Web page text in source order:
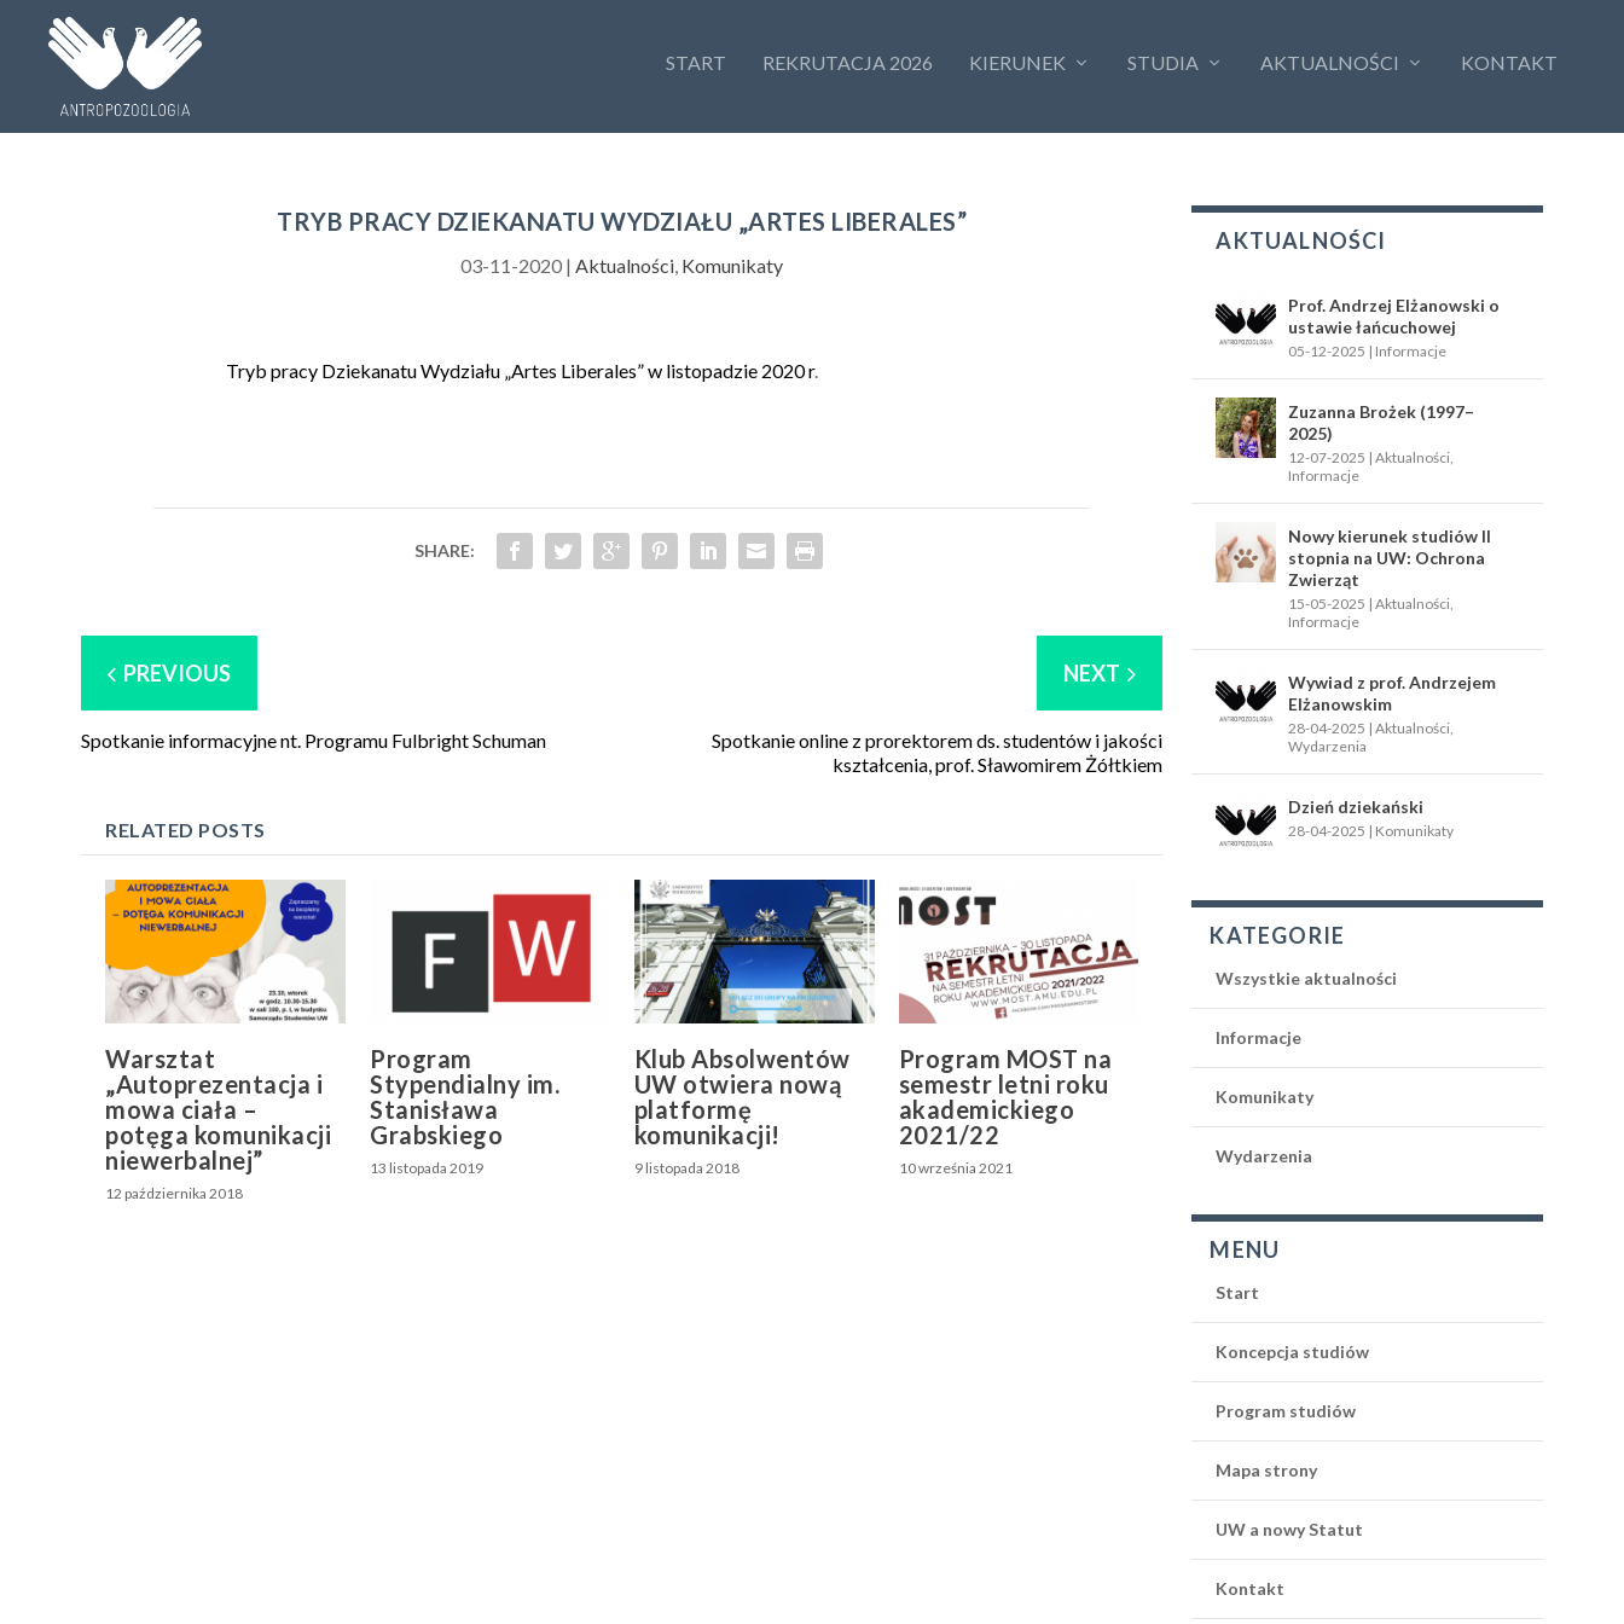
START REKRUTACJA 2026 KIERUNEK STUDIA AKTUALNOŚCI KONTAKT
TRYB PRACY DZIEKANATU WYDZIAŁU „ARTES LIBERALES”
03-11-2020 |Aktualności, Komunikaty
Tryb pracy Dziekanatu Wydziału „Artes Liberales” w listopadzie 2020 r.
SHARE:
PREVIOUS
Spotkanie informacyjne nt. Programu Fulbright Schuman
NEXT
Spotkanie online z prorektorem ds. studentów i jakości
kształcenia, prof. Sławomirem Żółtkiem
RELATED POSTS
Warsztat
„Autoprezentacja i
mowa ciała –
potęga komunikacji
niewerbalnej”
12 października 2018
Program
Stypendialny im.
Stanisława
Grabskiego
13 listopada 2019
Klub Absolwentów
UW otwiera nową
platformę
komunikacji!
9 listopada 2018
Program MOST na
semestr letni roku
akademickiego
2021/22
10 września 2021
AKTUALNOŚCI
Prof. Andrzej Elżanowski o
ustawie łańcuchowej
05-12-2025 | Informacje
Zuzanna Brożek (1997–
2025)
12-07-2025 |Aktualności,
Informacje
Nowy kierunek studiów II
stopnia na UW: Ochrona
Zwierząt
15-05-2025 |Aktualności,
Informacje
Wywiad z prof. Andrzejem
Elżanowskim
28-04-2025 |Aktualności,
Wydarzenia
Dzień dziekański
28-04-2025 | Komunikaty
KATEGORIE
Wszystkie aktualności
Informacje
Komunikaty
Wydarzenia
MENU
Start
Koncepcja studiów
Program studiów
Mapa strony
UW a nowy Statut
Kontakt